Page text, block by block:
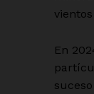
En